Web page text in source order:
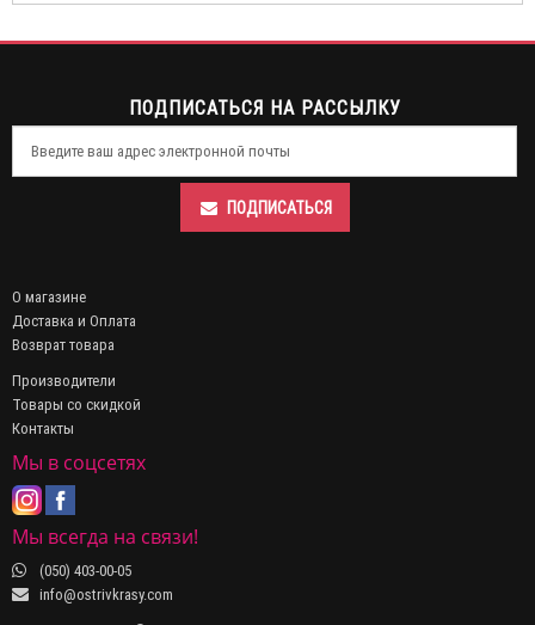
ПОДПИСАТЬСЯ НА РАССЫЛКУ
ПОДПИСАТЬСЯ
О магазине
Доставка и Оплата
Возврат товара
Производители
Товары со скидкой
Контакты
Мы в соцсетях
Мы всегда на связи!
(050) 403-00-05
info@ostrivkrasy.com